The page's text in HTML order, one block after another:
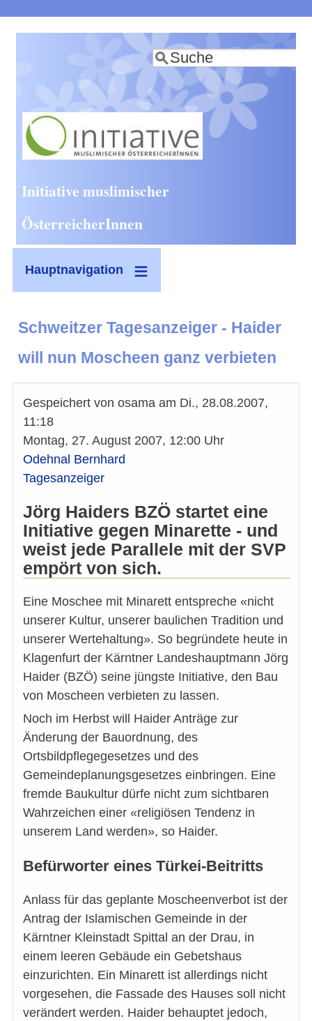
zum
Inhalt
Suche
Initiative muslimischer
ÖsterreicherInnen
Hauptnavigation
Schweitzer Tagesanzeiger - Haider
will nun Moscheen ganz verbieten
Gespeichert von osama am Di., 28.08.2007,
11:18
Montag, 27. August 2007, 12:00 Uhr
Odehnal Bernhard
Tagesanzeiger
Jörg Haiders BZÖ startet eine
Initiative gegen Minarette - und
weist jede Parallele mit der SVP
empört von sich.
Eine Moschee mit Minarett entspreche «nicht
unserer Kultur, unserer baulichen Tradition und
unserer Wertehaltung». So begründete heute in
Klagenfurt der Kärntner Landeshauptmann Jörg
Haider (BZÖ) seine jüngste Initiative, den Bau
von Moscheen verbieten zu lassen.
Noch im Herbst will Haider Anträge zur
Änderung der Bauordnung, des
Ortsbildpflegegesetzes und des
Gemeindeplanungsgesetzes einbringen. Eine
fremde Baukultur dürfe nicht zum sichtbaren
Wahrzeichen einer «religiösen Tendenz in
unserem Land werden», so Haider.
Befürworter eines Türkei-Beitritts
Anlass für das geplante Moscheenverbot ist der
Antrag der Islamischen Gemeinde in der
Kärntner Kleinstadt Spittal an der Drau, in
einem leeren Gebäude ein Gebetshaus
einzurichten. Ein Minarett ist allerdings nicht
vorgesehen, die Fassade des Hauses soll nicht
verändert werden. Haider behauptet jedoch,